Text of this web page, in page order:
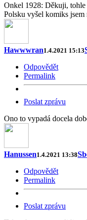
Onkel 1928: Děkuji,
Polsku vyšel komiks jsem
Hawwwran1.4.2021 15:13
Odpovědět
Permalink
Poslat zprávu
Ono to vypadá docela
Hanussen1.4.2021 13:38
Odpovědět
Permalink
Poslat zprávu